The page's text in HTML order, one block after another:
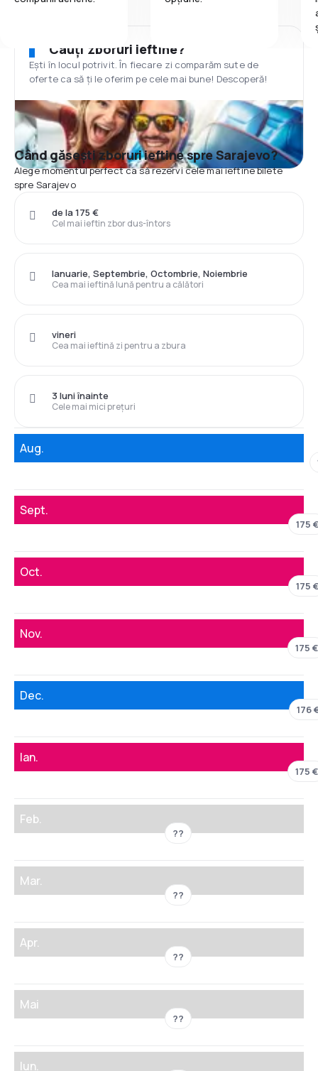
Cauți zboruri ieftine?
Ești în locul potrivit. În fiecare zi comparăm sute de
oferte ca să ți le oferim pe cele mai bune! Descoperă!
Când găsești zboruri ieftine spre Sarajevo?
Alege momentul perfect ca să rezervi cele mai ieftine bilete
spre Sarajevo
Cel mai ieftin zbor dus-întors
de la 175 €
Cea mai ieftină lună pentru a călători
Ianuarie, Septembrie, Octombrie, Noiembrie
Cea mai ieftină zi pentru a zbura
vineri
Cele mai mici prețuri
3 luni înainte
Aug.
Sept.
175
Oct.
175
Nov.
175 €
Dec.
176
Ian.
175 €
Feb.
??
Mar.
??
Apr.
??
Mai
??
Iun.